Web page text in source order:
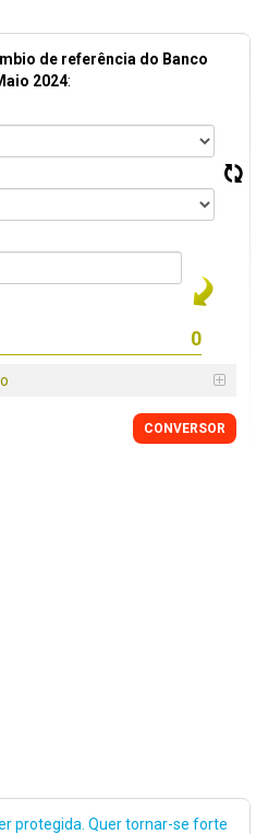
de referência do Banco
2024:
CONVERSOR
protegida. Quer tornar-se forte